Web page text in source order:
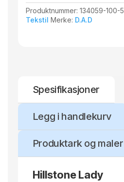
Produktnummer:134059-100-5
Tekstil Merke: D.A.D
Spesifikasjoner
Legg i handlekurv
Produktark og maler
Hillstone Lady